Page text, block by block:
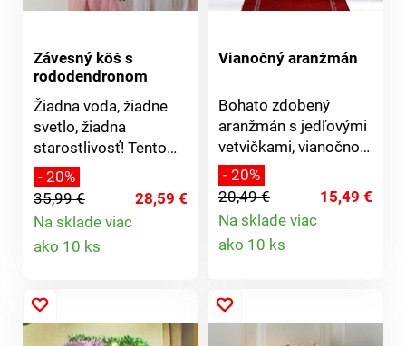
Závesný kôš s
rododendronom
Žiadna voda, žiadne
svetlo, žiadna
starostlivosť! Tento
prútený závesný kôš s
farebným
rododendronom Vás
bude tešiť roky v
plnom kvete - aj v
Pripravené na
dekoráciu v závesnom
koši. Vrátane kovovej
- 20%
35,99 €
28,59 €
Na sklade viac
ako 10 ks
Vianočný aranžmán
Bohato zdobený
aranžmán s jedľovými
vetvičkami, vianočnou
hviezdou a károvanou
stuhou kvitne rok čo
rok.Na nerozoznanie
od pravej jedle.
Bohato zdobené.
- 20%
20,49 €
15,49 €
Na sklade viac
ako 10 ks